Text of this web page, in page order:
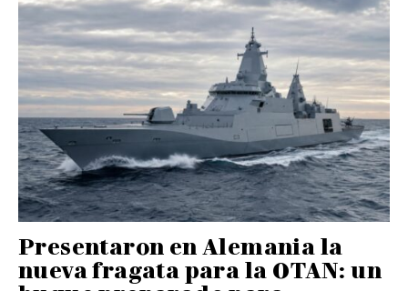
Presentaron en Alemania la
nueva fragata para la OTAN: un